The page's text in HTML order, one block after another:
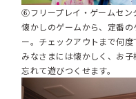
⑥フリープレイ・ゲームセン
懐かしのゲームから、定番
ー。チェックアウトまで何
みなさまには懐かしく、お
忘れて遊びつくせます。